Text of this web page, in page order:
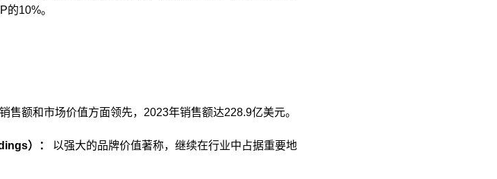
10%。​
售额和市场价值方面领先，2023年销售额达228.9亿美元。​
）：
以强大的品牌价值著称，继续在行业中占据重要地